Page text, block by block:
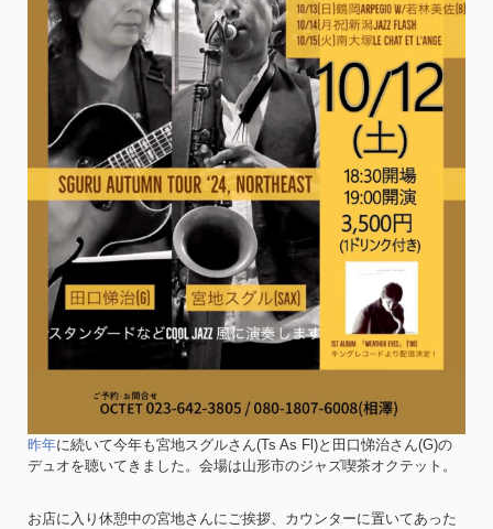
昨年に続いて今年も宮地スグルさん(Ts As Fl)と田口悌治さん(G)の
デュオを聴いてきました。会場は山形市のジャズ喫茶オクテット。
お店に入り休憩中の宮地さんにご挨拶、カウンターに置いてあった